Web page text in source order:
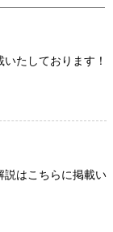
たしております！
説はこちらに掲載い